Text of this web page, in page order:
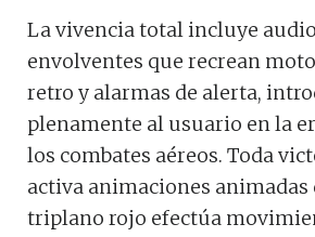
La vivencia total incluye
envolventes que recrean
retro y alarmas de alerta,
plenamente al usuario en la
los combates aéreos. Toda
activa animaciones animadas
triplano rojo efectúa